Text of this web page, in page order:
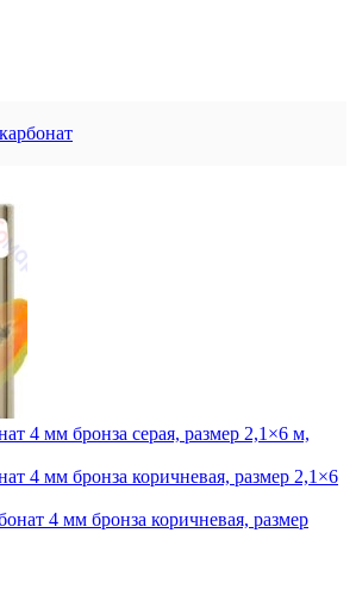
4 мм бронза серая, размер 2,1×6 м,
4 мм бронза коричневая, размер 2,1×6